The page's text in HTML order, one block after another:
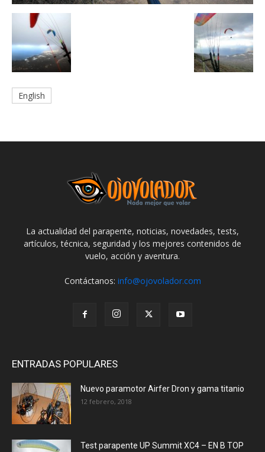
English
La actualidad del parapente, noticias, novedades, tests,
artículos, técnica, seguridad y los mejores contenidos de
vuelo, acción y aventura.
Contáctanos: info@ojovolador.com
ENTRADAS POPULARES
Nuevo paramotor Airfer Dron y gama titanio
12 febrero, 2018
Test parapente UP Summit XC4 – EN B TOP